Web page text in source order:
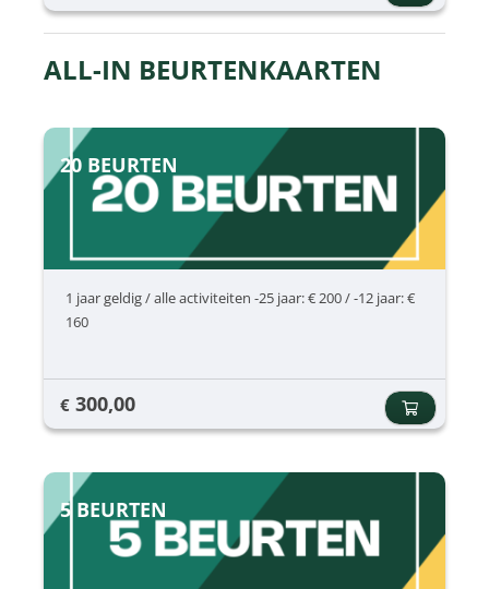
ALL-IN BEURTENKAARTEN
20 BEURTEN
1 jaar geldig / alle activiteiten -25 jaar: € 200 / -12 jaar: €
160
€ 300,00
5 BEURTEN